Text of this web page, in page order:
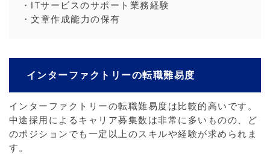
・ITサービスのサポート業務経験
・文章作成能力の保有
インターファクトリーの転職難易度
インターファクトリーの転職難易度は比較的高いです。
中途採用によるキャリア募集数は非常に多いものの、ど
のポジションでも一定以上のスキルや経験が求められま
す。